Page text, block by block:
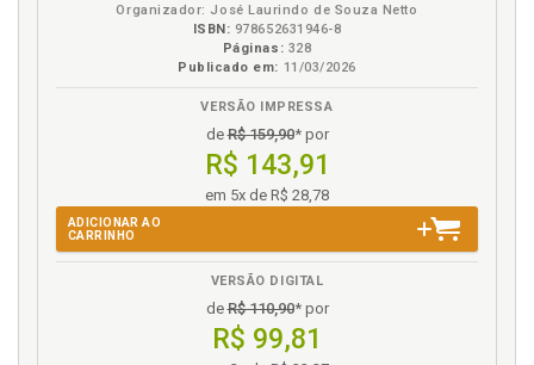
Organizador: José Laurindo de Souza Netto
ISBN: 978652631946-8
Páginas: 328
Publicado em: 11/03/2026
VERSÃO IMPRESSA
deR$ 159,90* por
R$ 143,91
em 5x de R$ 28,78
ADICIONAR AO
CARRINHO
VERSÃO DIGITAL
deR$ 110,90* por
R$ 99,81